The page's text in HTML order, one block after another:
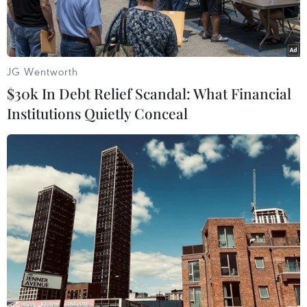
Nam, Trung Quốc với 130 gian hàng của gần 70
doanh nghiệp.
Phó Thủ tướng Trần Hồng Hà đến thăm Gian hàng các mặt
hàng thế mạnh của Việt Nam. (Ảnh: Công Tuyên/TTXVN)
JG Wentworth
$30k In Debt Relief Scandal: What Financial
Institutions Quietly Conceal